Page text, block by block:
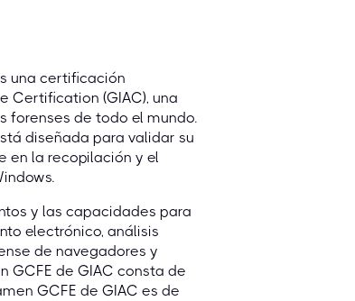
una certificación
Certification (GIAC), una
forenses de todo el mundo.
diseñada para validar su
en la recopilación y el
y las capacidades para
electrónico, análisis
de navegadores y
GCFE de GIAC consta de
GCFE de GIAC es de